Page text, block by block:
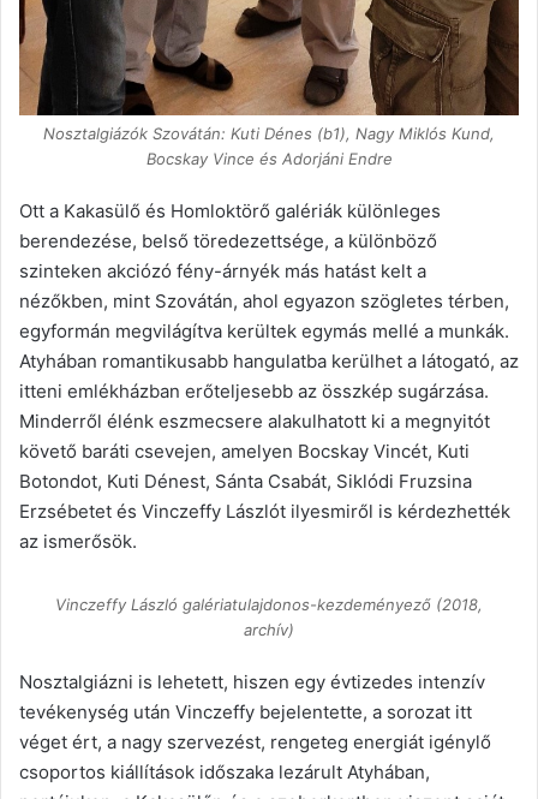
Nosztalgiázók Szovátán: Kuti Dénes (b1), Nagy Miklós Kund,
Bocskay Vince és Adorjáni Endre
Ott a Kakasülő és Homloktörő galériák különleges
berendezése, belső töredezettsége, a különböző
szinteken akciózó fény-árnyék más hatást kelt a
nézőkben, mint Szovátán, ahol egyazon szögletes térben,
egyformán megvilágítva kerültek egymás mellé a munkák.
Atyhában romantikusabb hangulatba kerülhet a látogató, az
itteni emlékházban erőteljesebb az összkép sugárzása.
Minderről élénk eszmecsere alakulhatott ki a megnyitót
követő baráti csevejen, amelyen Bocskay Vincét, Kuti
Botondot, Kuti Dénest, Sánta Csabát, Siklódi Fruzsina
Erzsébetet és Vinczeffy Lászlót ilyesmiről is kérdezhették
az ismerősök.
Vinczeffy László galériatulajdonos-kezdeményező (2018,
archív)
Nosztalgiázni is lehetett, hiszen egy évtizedes intenzív
tevékenység után Vinczeffy bejelentette, a sorozat itt
véget ért, a nagy szervezést, rengeteg energiát igénylő
csoportos kiállítások időszaka lezárult Atyhában,